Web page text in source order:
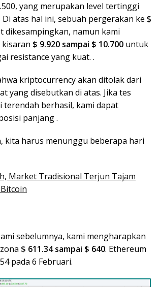
yang merupakan level tertinggi
Di atas hal ini, sebuah pergerakan ke $
dikesampingkan, namun kami
$ 9.920 sampai $ 10.700 untuk
resistance yang kuat. .
kriptocurrency akan ditolak dari
yang disebutkan di atas. Jika tes
terendah berhasil, kami dapat
panjang .
kita harus menunggu beberapa hari
Market Tradisional Terjun Tajam
sebelumnya, kami mengharapkan
$ 611.34 sampai $ 640. Ethereum
pada 6 Februari.